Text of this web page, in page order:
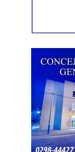
vida, como las
internet, luz y
que tiene un
«Estamos
Mientras la
fundacionales
banco de horas